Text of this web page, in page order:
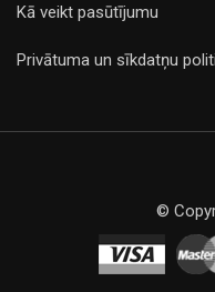
Kā veikt pasūtījumu
Privātuma un sīkdatņu
©